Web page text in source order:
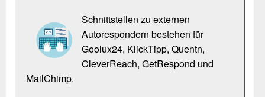
Schnittstellen zu externen
Autorespondern bestehen für
Goolux24, KlickTipp, Quentn,
CleverReach, GetRespond und
MailChimp.